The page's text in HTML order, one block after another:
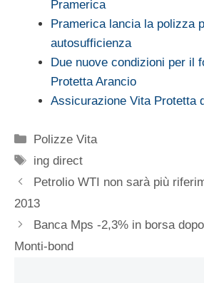
Pramerica
Pramerica lancia la polizza
autosufficienza
Due nuove condizioni per il
Protetta Arancio
Assicurazione Vita Protetta
Categorie
Polizze Vita
Tag
ing direct
Petrolio WTI non sarà più
2013
Banca Mps -2,3% in borsa
Monti-bond